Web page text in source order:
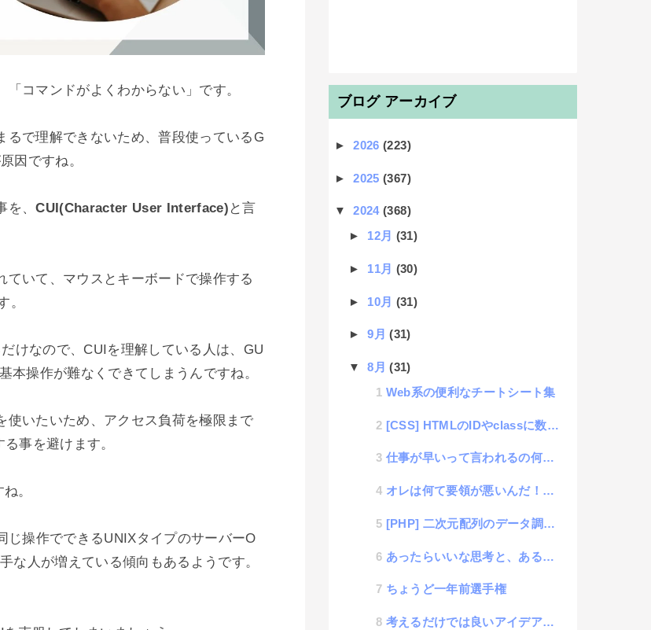
コマンドがよくわからない」です。
で理解できないため、普段使っているG
因ですね。
を、CUI(Character User Interface) と言
いて、マウスとキーボードで操作する
。
けなので、CUIを理解している人は、GU
本操作が難なくできてしまうんですね。
いたいため、アクセス負荷を極限まで
事を避けます。
。
じ操作でできるUNIXタイプのサーバーO
な人が増えている傾向もあるようです。
ブログ アーカイブ
►2026(223)
►2025(367)
▼2024(368)
► 12月 (31)
► 11月 (30)
► 10月 (31)
►9月(31)
▼8月(31)
Web系の便利なチートシート集
[CSS] HTMLのIDやclassに数字から始まる文字列をどうしても書きたい場合の方法
仕事が早いって言われるの何でだろう？
オレは何て要領が悪いんだ！と思ったら読むブログ
[PHP] 二次元配列のデータ調理法
あったらいいな思考と、あるものでなんとかなる思考
ちょうど一年前選手権
考えるだけでは良いアイデアは生まれない話